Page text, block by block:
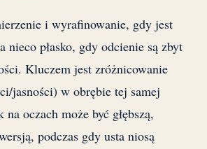
i wyrafinowanie, gdy jest
nieco płasko, gdy odcienie są zbyt
Kluczem jest zróżnicowanie
jasności) w obrębie tej samej
oczach może być głębszą,
podczas gdy usta niosą